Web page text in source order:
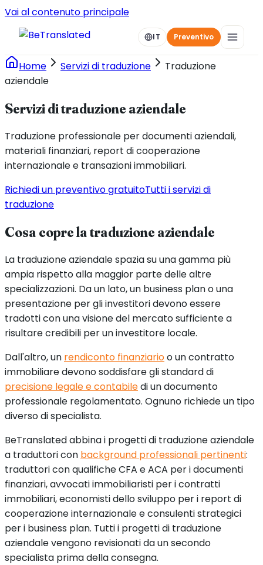
Vai al contenuto principale
IT Preventivo
Home Servizi di traduzione
Traduzione
aziendale
Servizi di traduzione aziendale
Traduzione professionale per documenti aziendali,
materiali finanziari, report di cooperazione
internazionale e transazioni immobiliari.
Richiedi un preventivo gratuitoTutti i servizi di
traduzione
Cosa copre la traduzione aziendale
La traduzione aziendale spazia su una gamma più
ampia rispetto alla maggior parte delle altre
specializzazioni. Da un lato, un business plan o una
presentazione per gli investitori devono essere
tradotti con una visione del mercato sufficiente a
risultare credibili per un investitore locale.
Dall'altro, un rendiconto finanziarioo un contratto
immobiliare devono soddisfare gli standard di
precisione legale e contabiledi un documento
professionale regolamentato. Ognuno richiede un tipo
diverso di specialista.
BeTranslated abbina i progetti di traduzione aziendale
a traduttori con background professionali pertinenti:
traduttori con qualifiche CFA e ACA per i documenti
finanziari, avvocati immobiliaristi per i contratti
immobiliari, economisti dello sviluppo per i report di
cooperazione internazionale e consulenti strategici
per i business plan. Tutti i progetti di traduzione
aziendale vengono revisionati da un secondo
specialista prima della consegna.